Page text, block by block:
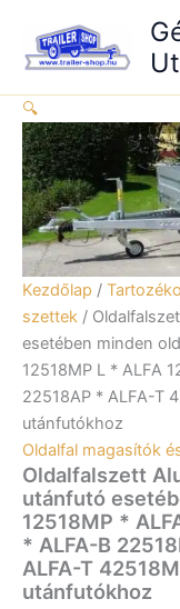
content
🔍
Kezdőlap /
szettek /
esetében minden
12518MP L * ALFA
22518AP * ALFA-T
utánfutókhoz
Oldalfal magasítók
Oldalfalszett
utánfutó
12518MP *
* ALFA-B
ALFA-T
utánfutókhoz
alsó
kerekes
esetében
minden
oldal
nyitható
ALFA
12518MP
*
ALFA
12518MP
L
ALFA
12518AP
*
ALFA-
B
22518MP
*
ALFA-
B
22518AP
*
ALFA-